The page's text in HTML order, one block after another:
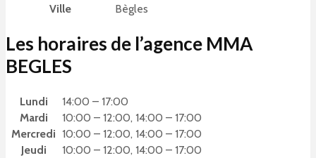
Ville
Bègles
Les horaires de l’agence MMA
BEGLES
Lundi
14:00 – 17:00
Mardi
10:00 – 12:00, 14:00 – 17:00
Mercredi 10:00 – 12:00, 14:00 – 17:00
Jeudi
10:00 – 12:00, 14:00 – 17:00